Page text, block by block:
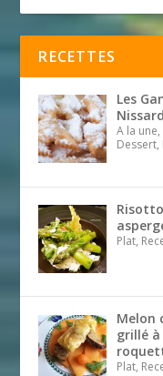
RECETTES
Les
A la
Dessert,
Plat,
Melon
grillé
Plat,